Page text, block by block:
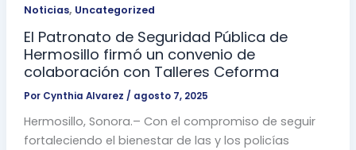
Noticias, Uncategorized
El Patronato de Seguridad Pública de
Hermosillo firmó un convenio de
colaboración con Talleres Ceforma
Por Cynthia Alvarez / agosto 7, 2025
Hermosillo, Sonora.– Con el compromiso de seguir
fortaleciendo el bienestar de las y los policías